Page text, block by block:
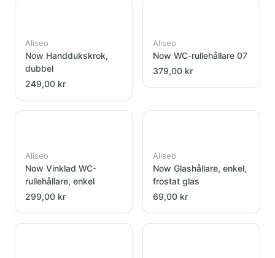
Aliseo
Now Handdukskrok,
dubbel
249,00 kr
Aliseo
Now WC-rullehållare 07
379,00 kr
Aliseo
Now Vinklad WC-
rullehållare, enkel
299,00 kr
Aliseo
Now Glashållare, enkel,
frostat glas
69,00 kr